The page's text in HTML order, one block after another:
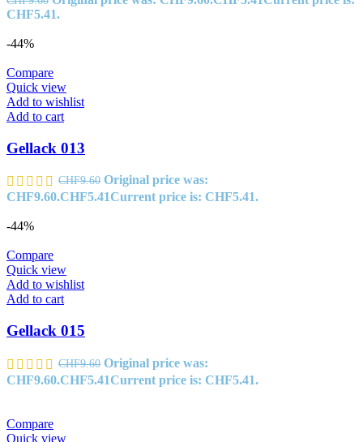
CHF5.41.
-44%
Compare
Quick view
Add to wishlist
Add to cart
Gellack 013
CHF9.60 Original price was:
CHF9.60.CHF5.41Current price is: CHF5.41.
-44%
Compare
Quick view
Add to wishlist
Add to cart
Gellack 015
CHF9.60 Original price was:
CHF9.60.CHF5.41Current price is: CHF5.41.
Compare
Quick view